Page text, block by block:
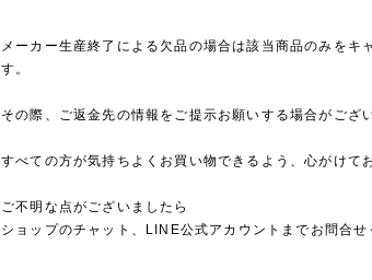
メーカー生産終了による欠品の場合は該当商品のみをキ
す。
その際、ご返金先の情報をご提示お願いする場合がござ
すべての方が気持ちよくお買い物できるよう、心がけて
ご不明な点がございましたら
ショップのチャット、LINE公式アカウントまでお問合せ